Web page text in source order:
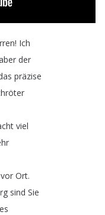
! Ich
der
präzise
viel
vor Ort.
sind Sie